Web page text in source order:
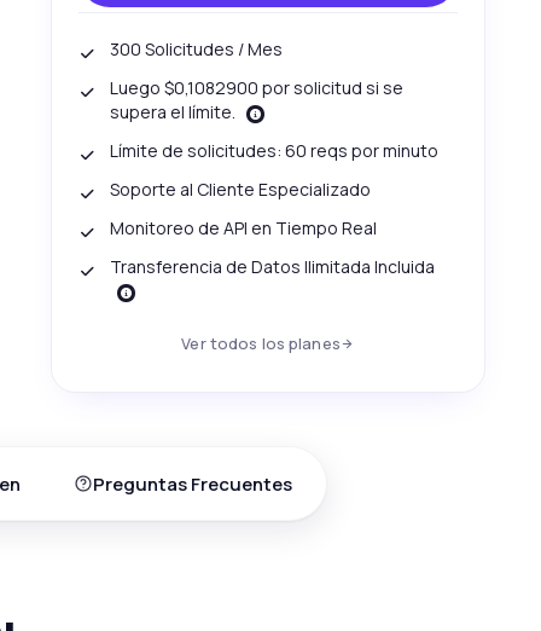
300 Solicitudes / Mes
Luego $0,1082900 por solicitud si se
supera el límite.
Límite de solicitudes: 60 reqs por minuto
Soporte al Cliente Especializado
Monitoreo de API en Tiempo Real
Transferencia de Datos Ilimitada Incluida
Ver todos los planes
Preguntas Frecuentes